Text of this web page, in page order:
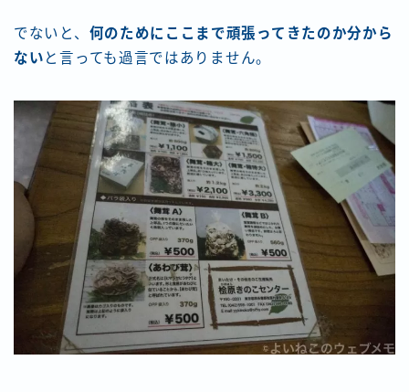
でないと、 何のためにここまで頑張ってきたのか分から
ない と言っても過言ではありません。